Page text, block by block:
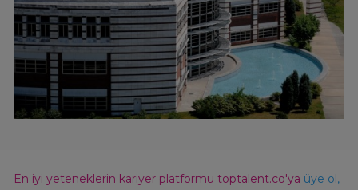
En iyi yeteneklerin kariyer platformu toptalent.co'ya üye ol,